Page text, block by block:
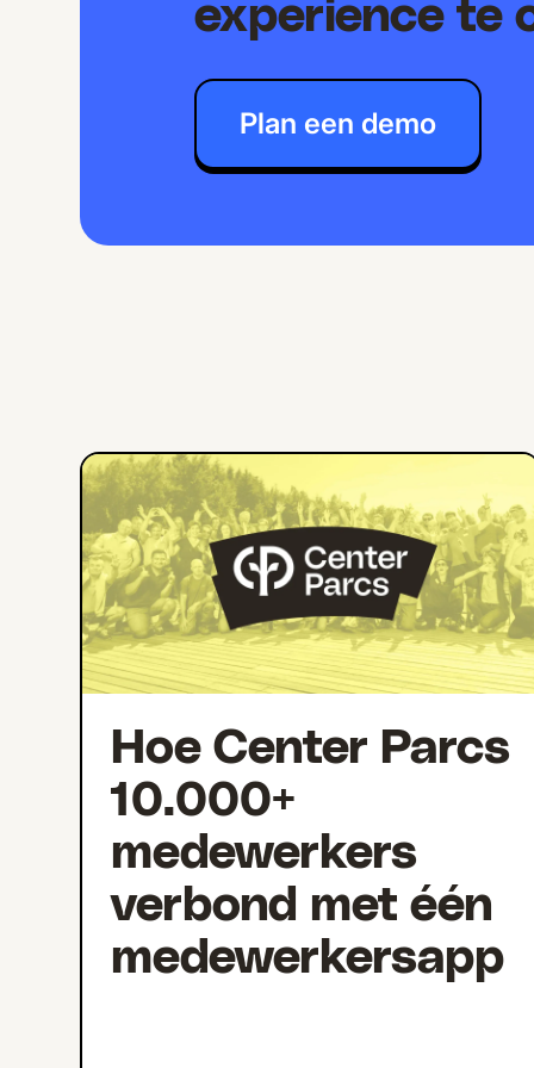
experience te
Plan een demo
Hoe Center Parcs
10.000+
medewerkers
verbond met één
medewerkersapp